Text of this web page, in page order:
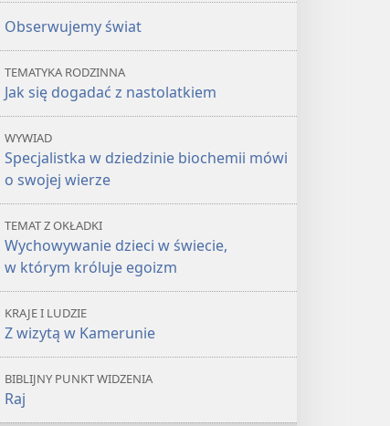
Wychowywanie
dzieci
w którym
króluje
w którym
króluje
Obserwujemy świat
TEMATYKA RODZINNA
Jak się dogadać z nastolatkiem
WYWIAD
Specjalistka w dziedzinie biochemii mówi
o swojej wierze
TEMAT Z OKŁADKI
Wychowywanie dzieci w świecie,
w którym króluje egoizm
KRAJE I LUDZIE
Z wizytą w Kamerunie
BIBLIJNY PUNKT WIDZENIA
Raj